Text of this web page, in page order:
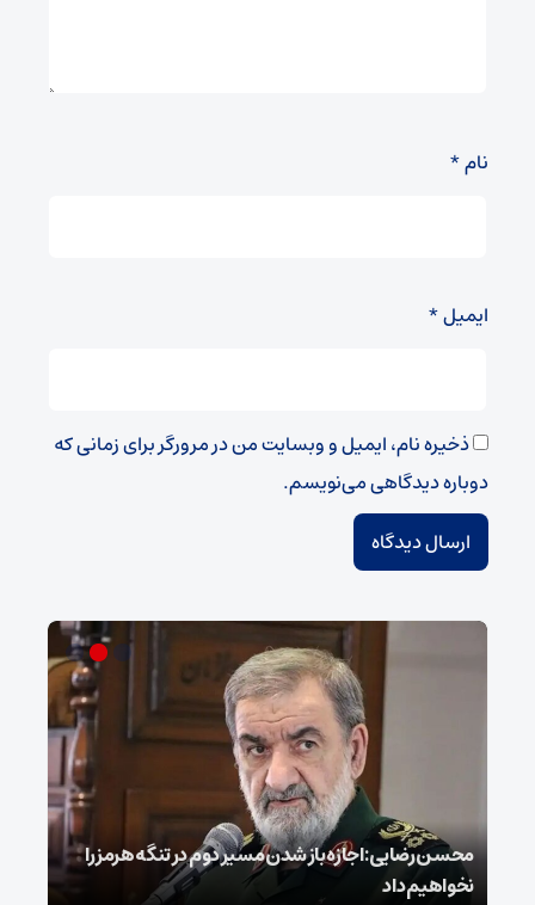
نام*
ایمیل*
ذخیره نام، ایمیل و وبسایت من در مرورگر برای زمانی که
دوباره دیدگاهی می‌نویسم.
محسن رضایی: اجازه باز شدن مسیر دوم در تنگه هرمز را
نخواهیم داد